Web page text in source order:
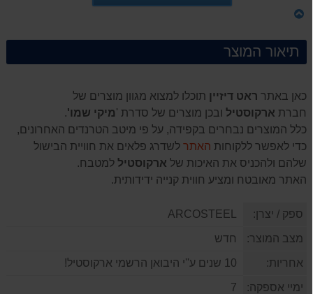
תיאור המוצר
כאן באתר ראט דיזיין תוכלו למצוא מגוון מוצרים של
חברת ארקוסטיל ובכן מוצרים של סדרת 'מיקי שמו'.
כלל המוצרים נבחרים בקפידה, על פי מיטב הטרנדים האחרונים,
כדי לאפשר ללקוחות האתר לשדרג פלאים את חוויית הבישול
שלהם ולהכניס את האיכות של ארקוסטיל למטבח.
האתר מאובטח ומציע חווית קנייה ידידותית.
ספק / יצרן:
מצב המוצר: חדש
אחריות:
ימיי אספקה: